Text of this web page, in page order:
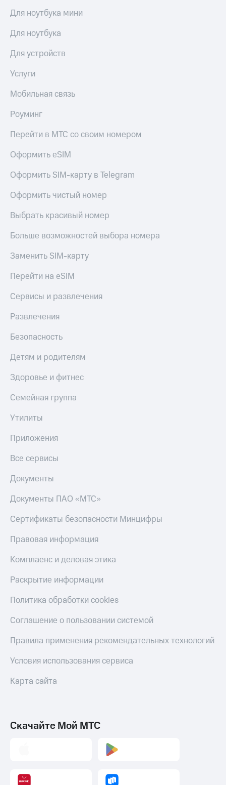
Для ноутбука мини
Для ноутбука
Для устройств
Услуги
Мобильная связь
Роуминг
Перейти в МТС со своим номером
Оформить eSIM
Оформить SIM-карту в Telegram
Оформить чистый номер
Выбрать красивый номер
Больше возможностей выбора номера
Заменить SIM-карту
Перейти на eSIM
Сервисы и развлечения
Развлечения
Безопасность
Детям и родителям
Здоровье и фитнес
Семейная группа
Утилиты
Приложения
Все сервисы
Документы
Документы ПАО «МТС»
Сертификаты безопасности Минцифры
Правовая информация
Комплаенс и деловая этика
Раскрытие информации
Политика обработки cookies
Соглашение о пользовании системой
Правила применения рекомендательных технологий
Условия использования сервиса
Карта сайта
Скачайте Мой МТС